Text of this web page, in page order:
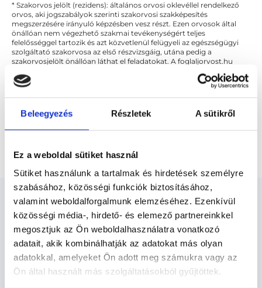
Beleegyezés Részletek A sütikről
Ez a weboldal sütiket használ
Sütiket használunk a tartalmak és hirdetések személyre
szabásához, közösségi funkciók biztosításához,
valamint weboldalforgalmunk elemzéséhez. Ezenkívül
közösségi média-, hirdető- és elemező partnereinkkel
megosztjuk az Ön weboldalhasználatra vonatkozó
adatait, akik kombinálhatják az adatokat más olyan
adatokkal, amelyeket Ön adott meg számukra vagy az
Ön által használt más szolgáltatásokból gyűjtöttek.
* Szakorvos jelölt (rezidens): általános orvosi oklevéllel rendelkező
orvos, aki jogszabályok szerinti szakorvosi szakképesítés
megszerzésére irányuló képzésben vesz részt. Ezen orvosok által
önállóan nem végezhető szakmai tevékenységért teljes
felelősséggel tartozik és azt közvetlenül felügyeli az egészségügyi
szolgáltató szakorvosa az első részvizsgáig, utána pedig a
szakorvosjelölt önállóan láthat el feladatokat. A foglaljorvost.hu
és szakorvosjelölt esetén.
Főoldal Fül-orr-gégész Budapest, IV. kerület
Fül-orr-gégész Budapest, IV.
kerület - Fül-Orr-Gégészet